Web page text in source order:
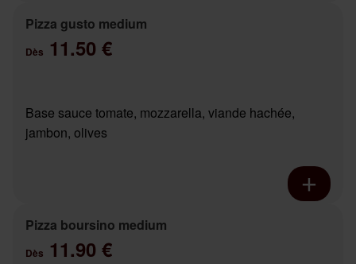
Pizza gusto medium
Dès 11.50 €
Base sauce tomate, mozzarella, viande hachée,
jambon, olives
Pizza boursino medium
Dès 11.90 €